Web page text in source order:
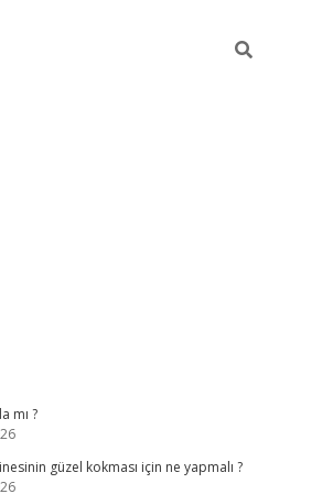
mı ?
güzel kokması için ne yapmalı ?